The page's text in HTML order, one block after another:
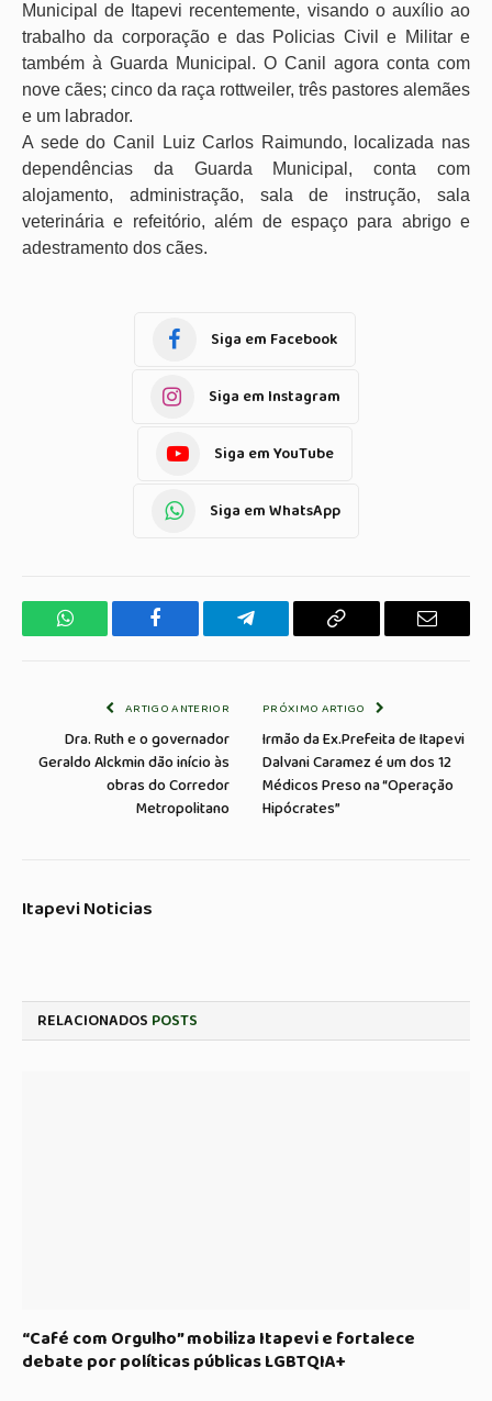
Municipal de Itapevi recentemente, visando o auxílio ao
trabalho da corporação e das Policias Civil e Militar e
também à Guarda Municipal. O Canil agora conta com
nove cães; cinco da raça rottweiler, três pastores alemães
e um labrador.
A sede do Canil Luiz Carlos Raimundo, localizada nas
dependências da Guarda Municipal, conta com
alojamento, administração, sala de instrução, sala
veterinária e refeitório, além de espaço para abrigo e
adestramento dos cães.
Siga em Facebook
Siga em Instagram
Siga em YouTube
Siga em WhatsApp
WhatsApp Facebook Telegrama Copiar
E-
ARTIGO ANTERIOR
Dra. Ruth e o governador
Geraldo Alckmin dão início às
obras do Corredor
Metropolitano
PRÓXIMO ARTIGO
Irmão da Ex.Prefeita de Itapevi
Dalvani Caramez é um dos 12
Médicos Preso na “Operação
Hipócrates”
Itapevi Noticias
RELACIONADOS POSTS
“Café com Orgulho” mobiliza Itapevi e fortalece
debate por políticas públicas LGBTQIA+